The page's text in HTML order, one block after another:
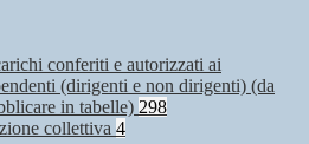
conferiti e autorizzati ai
(dirigenti e non dirigenti) (da
in tabelle) 298
collettiva 4